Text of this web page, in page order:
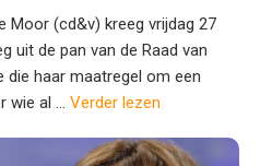
Moor (cd&v) kreeg vrijdag 27
uit de pan van de Raad van
die haar maatregel om een
wie al ... Verder lezen